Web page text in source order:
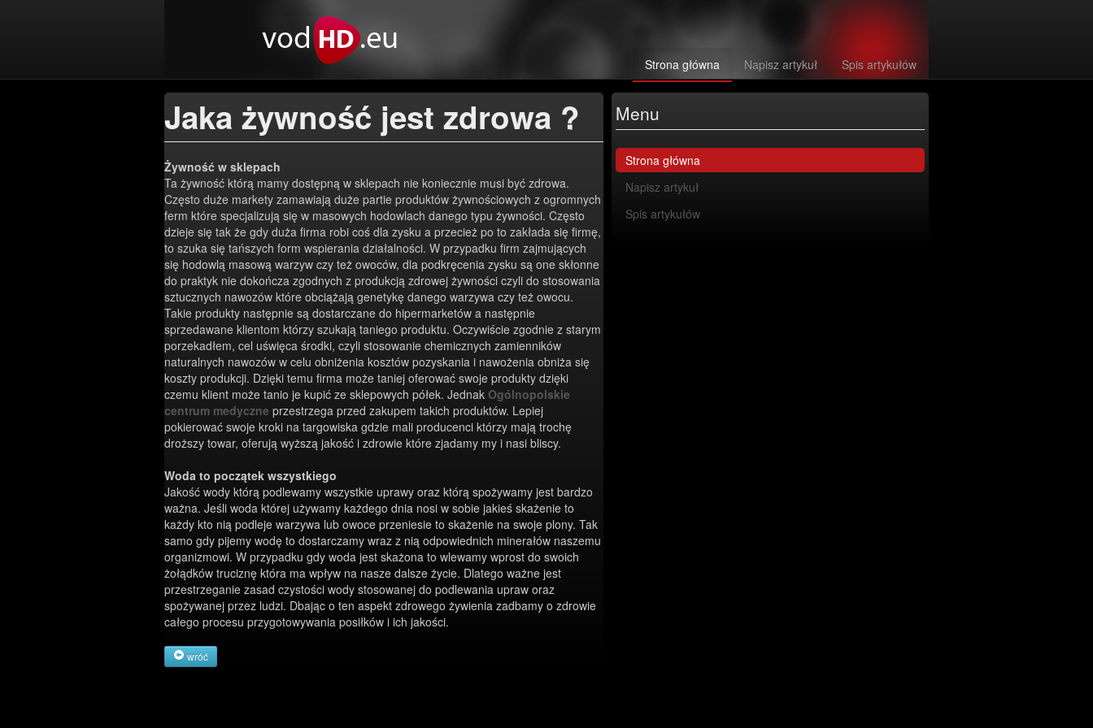
Strona główna Napisz artykuł Spis artykułów
Jaka żywność jest zdrowa ?
Żywność w sklepach
Ta żywność którą mamy dostępną w sklepach nie koniecznie musi być zdrowa.
Często duże markety zamawiają duże partie produktów żywnościowych z ogromnych
ferm które specjalizują się w masowych hodowlach danego typu żywności. Często
dzieje się tak że gdy duża firma robi coś dla zysku a przecież po to zakłada się firmę,
to szuka się tańszych form wspierania działalności. W przypadku firm zajmujących
się hodowlą masową warzyw czy też owoców, dla podkręcenia zysku są one skłonne
do praktyk nie dokończa zgodnych z produkcją zdrowej żywności czyli do stosowania
sztucznych nawozów które obciążają genetykę danego warzywa czy też owocu.
Takie produkty następnie są dostarczane do hipermarketów a następnie
sprzedawane klientom którzy szukają taniego produktu. Oczywiście zgodnie z starym
porzekadłem, cel uświęca środki, czyli stosowanie chemicznych zamienników
naturalnych nawozów w celu obniżenia kosztów pozyskania i nawożenia obniża się
koszty produkcji. Dzięki temu firma może taniej oferować swoje produkty dzięki
czemu klient może tanio je kupić ze sklepowych półek. Jednak Ogólnopolskie
centrum medyczne przestrzega przed zakupem takich produktów. Lepiej
pokierować swoje kroki na targowiska gdzie mali producenci którzy mają trochę
droższy towar, oferują wyższą jakość i zdrowie które zjadamy my i nasi bliscy.
Woda to początek wszystkiego
Jakość wody którą podlewamy wszystkie uprawy oraz którą spożywamy jest bardzo
ważna. Jeśli woda której używamy każdego dnia nosi w sobie jakieś skażenie to
każdy kto nią podleje warzywa lub owoce przeniesie to skażenie na swoje plony. Tak
samo gdy pijemy wodę to dostarczamy wraz z nią odpowiednich minerałów naszemu
organizmowi. W przypadku gdy woda jest skażona to wlewamy wprost do swoich
żołądków truciznę która ma wpływ na nasze dalsze życie. Dlatego ważne jest
przestrzeganie zasad czystości wody stosowanej do podlewania upraw oraz
spożywanej przez ludzi. Dbając o ten aspekt zdrowego żywienia zadbamy o zdrowie
całego procesu przygotowywania posiłków i ich jakości.
wróć
Menu
Strona główna
Napisz artykuł
Spis artykułów